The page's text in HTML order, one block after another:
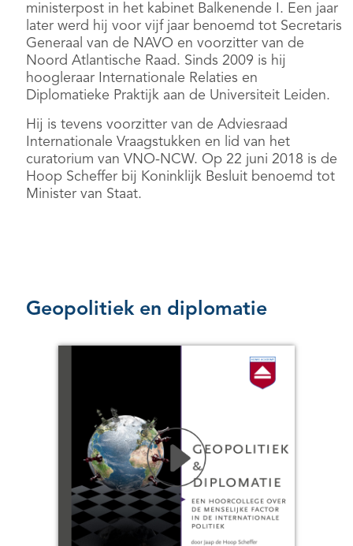
ministerpost in het kabinet Balkenende I. Een jaar
later werd hij voor vijf jaar benoemd tot Secretaris
Generaal van de NAVO en voorzitter van de
Noord Atlantische Raad. Sinds 2009 is hij
hoogleraar Internationale Relaties en
Diplomatieke Praktijk aan de Universiteit Leiden.
Hij is tevens voorzitter van de Adviesraad
Internationale Vraagstukken en lid van het
curatorium van VNO-NCW. Op 22 juni 2018 is de
Hoop Scheffer bij Koninklijk Besluit benoemd tot
Minister van Staat.
Geopolitiek en diplomatie